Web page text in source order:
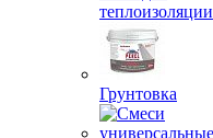
теплоизоляции
Грунтовка